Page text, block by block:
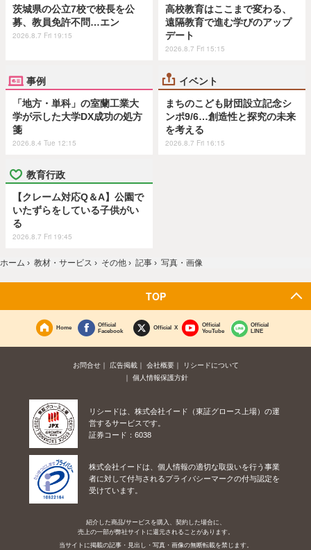
茨城県の公立7校で校長を公
募、教員免許不問…エン
2026.8.7 Fri 19:15
高校教育はここまで変わる、
遠隔教育で進む学びのアップ
デート
2026.8.7 Fri 15:15
事例
「地方・単科」の室蘭工業大
学が示した大学DX成功の処方
箋
2026.8.4 Tue 12:15
イベント
まちのこども財団設立記念シ
ンポ9/6…創造性と探究の未来
を考える
2026.8.7 Fri 16:15
教育行政
【クレーム対応Q＆A】公園で
いたずらをしている子供がい
る
2026.8.7 Fri 19:45
ホーム › 教材・サービス › その他 › 記事 › 写真・画像
TOP
Home
Official
Facebook
Official X
Official
YouTube
Official
LINE
お問合せ 広告掲載 会社概要
リシードについて
個人情報保護方針
リシードは、株式会社イード（東証グロース上場）の運
営するサービスです。
証券コード：6038
株式会社イードは、個人情報の適切な取扱いを行う事業
者に対して付与されるプライバシーマークの付与認定を
受けています。
紹介した商品/サービスを購入、契約した場合に、
売上の一部が弊社サイトに還元されることがあります。
当サイトに掲載の記事・見出し・写真・画像の無断転載を禁じます。